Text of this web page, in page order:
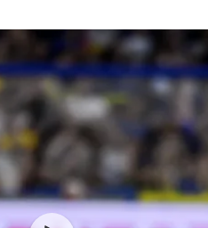
הפועל תל אביב
הפועל חיפה
הפועל באר שבע
מכבי נתניה
בני יהודה